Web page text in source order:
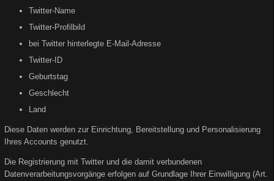
Twitter-Name
Twitter-Profilbild
bei Twitter hinterlegte E-Mail-Adresse
Twitter-ID
Geburtstag
Geschlecht
Land
Diese Daten werden zur Einrichtung, Bereitstellung und Personalisierung
Ihres Accounts genutzt.
Die Registrierung mit Twitter und die damit verbundenen
Datenverarbeitungsvorgänge erfolgen auf Grundlage Ihrer Einwilligung (Art.